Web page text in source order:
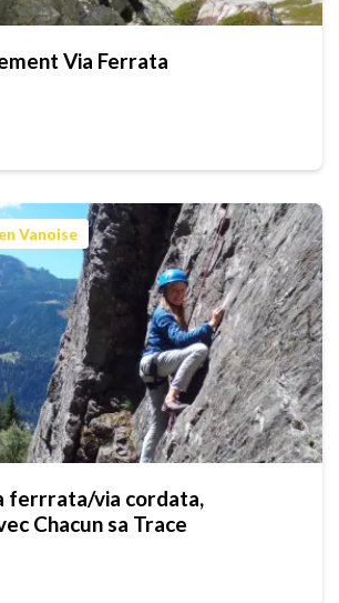
Via Ferrata
Vanoise
ferrrata/via cordata,
Chacun sa Trace